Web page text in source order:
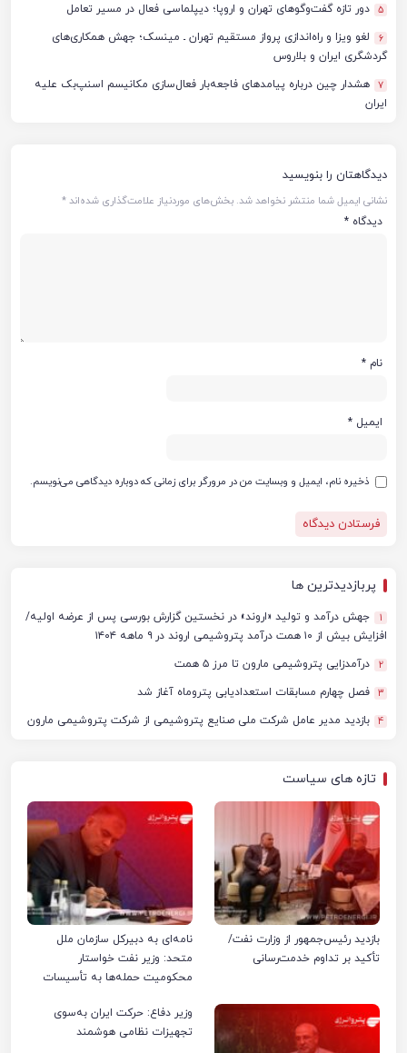
5 دور تازه گفت‌وگوهای تهران و اروپا؛ دیپلماسی فعال در مسیر تعامل
6
لغو ویزا و راه‌اندازی پرواز مستقیم تهران ـ مینسک؛ جهش همکاری‌های
گردشگری ایران و بلاروس
7 هشدار چین درباره پیامدهای فاجعه‌بار فعال‌سازی مکانیسم اسنپ‌بک علیه
ایران
دیدگاهتان را بنویسید
نشانی ایمیل شما منتشر نخواهد شد. بخش‌های موردنیاز علامت‌گذاری شده‌اند*
دیدگاه *
نام *
ایمیل *
ذخیره نام، ایمیل و وبسایت من در مرورگر برای زمانی که دوباره دیدگاهی می‌نویسم.
پربازدیدترین ها
1
جهش درآمد و تولید «اروند» در نخستین گزارش بورسی پس از عرضه اولیه/
افزایش بیش از ۱۰ همت درآمد پتروشیمی اروند در ۹ ماهه ۱۴۰۴
2 درآمدزایی پتروشیمی مارون تا مرز ۵ همت
3 فصل چهارم مسابقات استعدادیابی پتروماه آغاز شد
4 بازدید مدیر عامل شرکت ملی صنایع پتروشیمی از شرکت پتروشیمی مارون
تازه های سیاست
بازدید رئیس‌جمهور از وزارت نفت/
تأکید بر تداوم خدمت‌رسانی
نامه‌ای به دبیرکل سازمان ملل
متحد: وزیر نفت خواستار
محکومیت حمله‌ها به تأسیسات
وزیر دفاع: حرکت ایران به‌سوی
تجهیزات نظامی هوشمند